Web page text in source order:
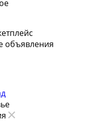
объявления